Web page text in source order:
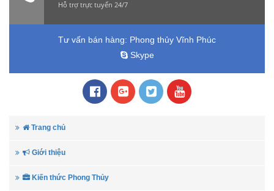
Hỗ trợ trực tuyến 24/7
Tư vấn bán hàng: Phong thủy Vĩnh Phúc
Skype
Trang chủ
Giới thiệu
Kiến thức Phong Thủy